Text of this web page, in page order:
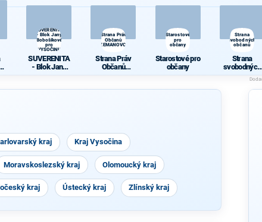
SUVERENITA
- Blok Jany
Bobošíkové
pro
VYSOČINU
SUVERENITA
- Blok Jany
VYSOČINU
Strana Práv
Občanů
ZEMANOVCI
Strana Práv
Občanů
Starostové
pro
občany
Starostové pro
občany
Strana
svobodných
občanů
Strana
svobodných
občanů
kraj Kraj Vysočina
Moravskoslezský kraj Olomoucký kraj
kraj Ústecký kraj Zlínský kraj